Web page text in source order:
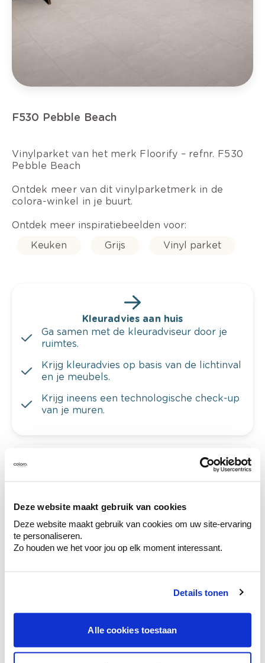
Deze website maakt gebruik van cookies
Deze website maakt gebruik van cookies om uw site-ervaring
te personaliseren.
Zo houden we het voor jou op elk moment interessant.
Details tonen
Alle cookies toestaan
F530 Pebble Beach
Vinylparket van het merk Floorify – refnr. F530
Pebble Beach
Ontdek meer van dit vinylparketmerk in de
colora-winkel in je buurt.
Ontdek meer inspiratiebeelden voor:
Keuken
Grijs Vinyl parket
Kleuradvies aan huis
Ga samen met de kleuradviseur door je
ruimtes.
Krijg kleuradvies op basis van de lichtinval
en je meubels.
Krijg ineens een technologische check-up
van je muren.
kleurenselectie.
Bekijk er de bijhorende tinten om je kleur
te verfijnen.
Deze stijlen zijn misschien ook iets voor jou